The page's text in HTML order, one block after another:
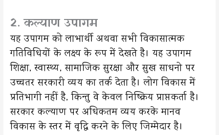
2. कल्याण उपागम
यह उपागम को लाभार्थी अथवा सभी विकासात्मक
गतिविधियों के लक्ष्य के रूप में देखते है। यह उपागम
शिक्षा, स्वास्थ्य, सामाजिक सुरक्षा और सुख साधनो पर
उच्चतर सरकारी व्यय का तर्क देता है। लोग विकास में
प्रतिभागी नहीं है, किन्तु वे केवल निष्क्रिय प्राप्तकर्ता है।
सरकार कल्याण पर अधिकतम व्यय करके मानव
विकास के स्तर में वृद्धि करने के लिए जिम्मेदार है।